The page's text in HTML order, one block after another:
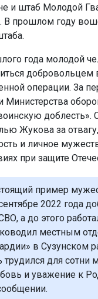
и штаб Молодой
В прошлом году
года молодой
добровольцем
операции. За
Министерства
доблесть».
Жукова за отвагу,
и личное
при защите
пример
2022 года
а до этого
местным
в Сузунском
для сотни
и уважение к